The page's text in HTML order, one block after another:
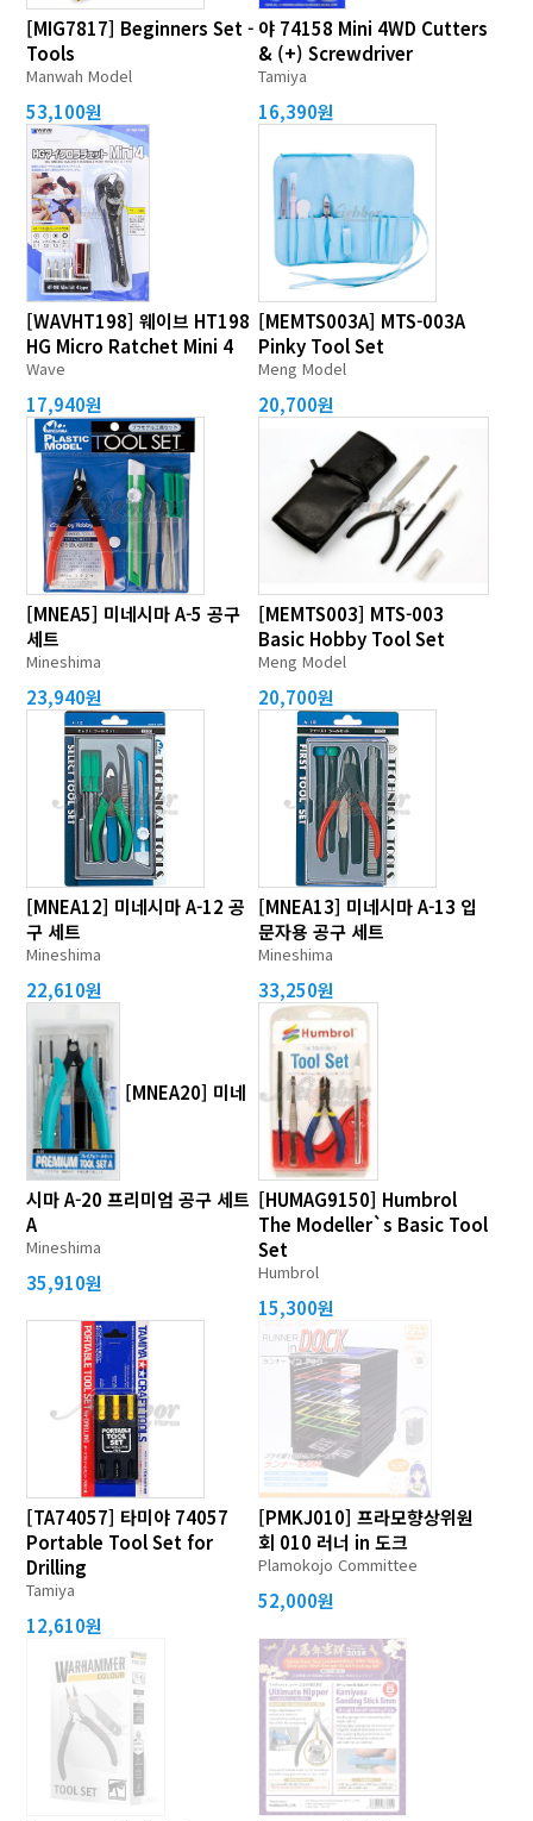
[MIG7817] Beginners Set -
Tools
Manwah Model
53,100원
야 74158 Mini 4WD Cutters
& (+) Screwdriver
Tamiya
16,390원
[WAVHT198] 웨이브 HT198
HG Micro Ratchet Mini 4
Wave
17,940원
[MEMTS003A] MTS-003A
Pinky Tool Set
Meng Model
20,700원
[MNEA5] 미네시마 A-5 공구
세트
Mineshima
23,940원
[MEMTS003] MTS-003
Basic Hobby Tool Set
Meng Model
20,700원
[MNEA12] 미네시마 A-12 공
구 세트
Mineshima
22,610원
[MNEA13] 미네시마 A-13 입
문자용 공구 세트
Mineshima
33,250원
[MNEA20] 미네
시마 A-20 프리미엄 공구 세트
A
Mineshima
35,910원
[HUMAG9150] Humbrol
The Modeller`s Basic Tool
Set
Humbrol
15,300원
[TA74057] 타미야 74057
Portable Tool Set for
Drilling
Tamiya
12,610원
[PMKJ010] 프라모향상위원
회 010 러너 in 도크
Plamokojo Committee
52,000원